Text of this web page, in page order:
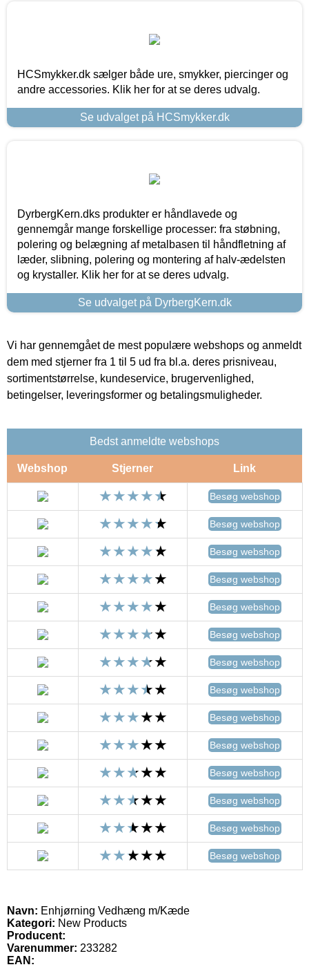
HCSmykker.dk sælger både ure, smykker, piercinger og
andre accessories. Klik her for at se deres udvalg.
Se udvalget på HCSmykker.dk
DyrbergKern.dks produkter er håndlavede og
gennemgår mange forskellige processer: fra støbning,
polering og belægning af metalbasen til håndfletning af
læder, slibning, polering og montering af halv-ædelsten
og krystaller. Klik her for at se deres udvalg.
Se udvalget på DyrbergKern.dk
Vi har gennemgået de mest populære webshops og anmeldt
dem med stjerner fra 1 til 5 ud fra bl.a. deres prisniveau,
sortimentstørrelse, kundeservice, brugervenlighed,
betingelser, leveringsformer og betalingsmuligheder.
Bedst anmeldte webshops
Webshop Stjerner Link
Besøg webshop
Besøg webshop
Besøg webshop
Besøg webshop
Besøg webshop
Besøg webshop
Besøg webshop
Besøg webshop
Besøg webshop
Besøg webshop
Besøg webshop
Besøg webshop
Besøg webshop
Besøg webshop
Navn: Enhjørning Vedhæng m/Kæde
Kategori: New Products
Producent:
Varenummer: 233282
EAN: